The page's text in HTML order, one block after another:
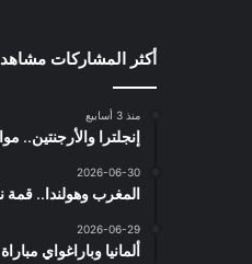
أكثر المشاركات
منذ 3 أسابيع
إنجلترا والأرجنتين..
2026-06-30
المغرب وهولندا.. قمة
2026-06-29
ألمانيا وباراغواي